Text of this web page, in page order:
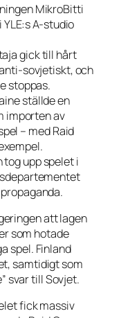
MikroBitti
A-studio
gick till hårt
sovjetiskt, och
stoppas.
ställde en
importen av
– medRaid
tog upp spelet i
att lagen
som hotade
spel. Finland
samtidigt som
svar till Sovjet.
fick massiv